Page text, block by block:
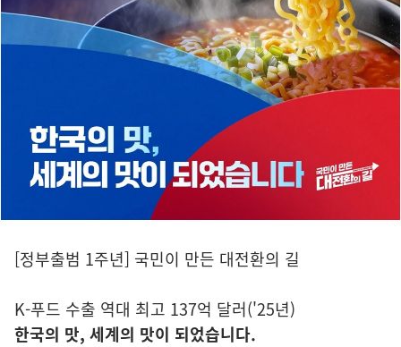
[정부출범 1주년] 국민이 만든 대전환의 길
K-푸드 수출 역대 최고 137억 달러('25년)
한국의 맛, 세계의 맛이 되었습니다.